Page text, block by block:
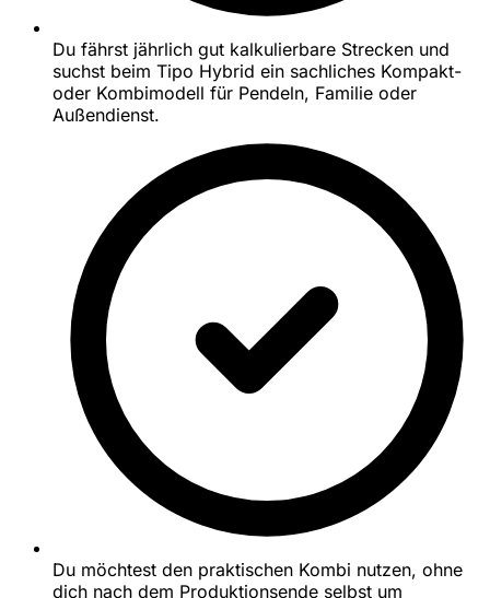
Du fährst jährlich gut kalkulierbare Strecken und
suchst beim Tipo Hybrid ein sachliches Kompakt-
oder Kombimodell für Pendeln, Familie oder
Außendienst.
Du möchtest den praktischen Kombi nutzen, ohne
dich nach dem Produktionsende selbst um